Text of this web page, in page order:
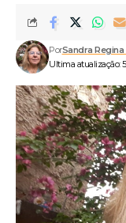
Ultima atualização:
PorSandra